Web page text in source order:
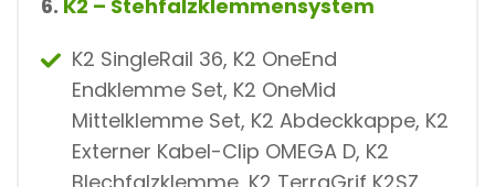
6. K2 – Stehfalzklemmensystem
K2 SingleRail 36, K2 OneEnd
Endklemme Set, K2 OneMid
Mittelklemme Set, K2 Abdeckkappe, K2
Externer Kabel-Clip OMEGA D, K2